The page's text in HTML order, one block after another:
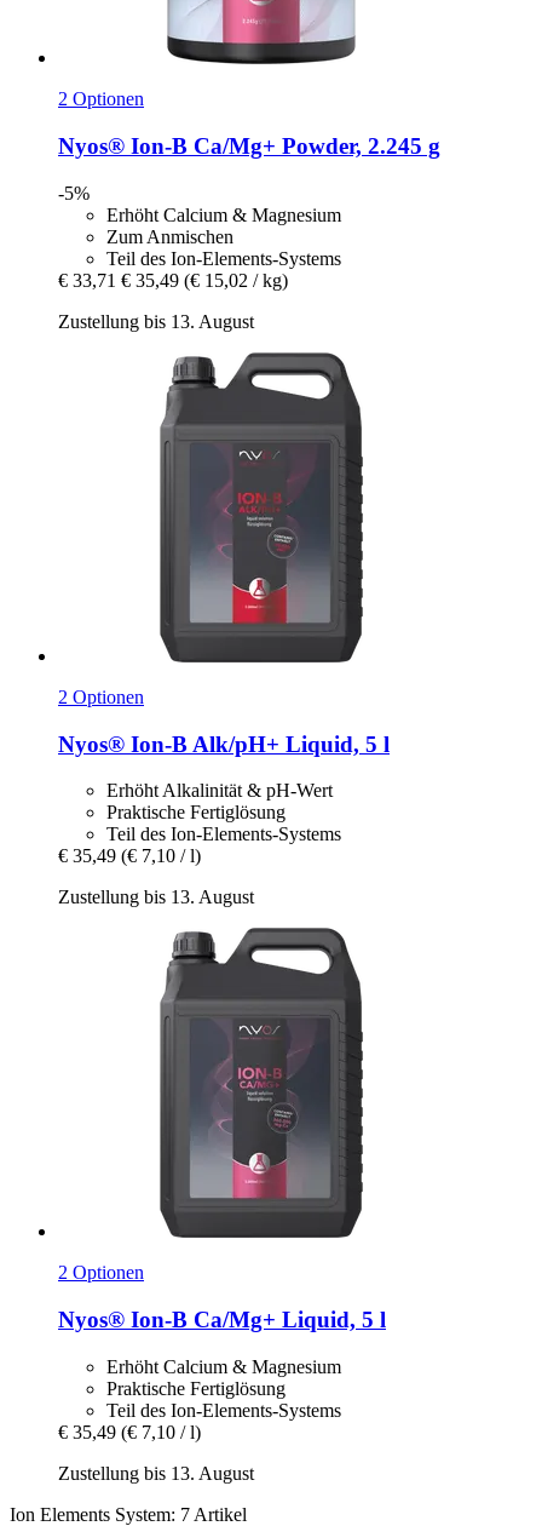
2 Optionen
Nyos® Ion-​B Ca/Mg+ Powder, 2.245 g
-5%
Erhöht Calcium & Magnesium
Zum Anmischen
Teil des Ion-Elements-Systems
€ 33,71 € 35,49 (€ 15,02 / kg)
Zustellung bis 13. August
2 Optionen
Nyos® Ion-​B Alk/pH+ Liquid, 5 l
Erhöht Alkalinität & pH-Wert
Praktische Fertiglösung
Teil des Ion-Elements-Systems
€ 35,49 (€ 7,10 / l)
Zustellung bis 13. August
2 Optionen
Nyos® Ion-​B Ca/Mg+ Liquid, 5 l
Erhöht Calcium & Magnesium
Praktische Fertiglösung
Teil des Ion-Elements-Systems
€ 35,49 (€ 7,10 / l)
Zustellung bis 13. August
Ion Elements System: 7 Artikel